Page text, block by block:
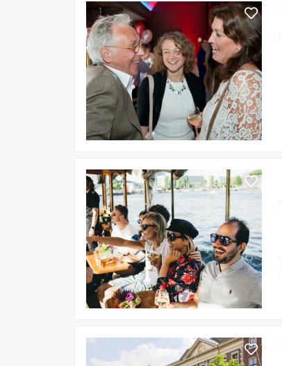
Dagprogramma
Puur*
Teambuilding
Floating
Dinner
Dagprogramma